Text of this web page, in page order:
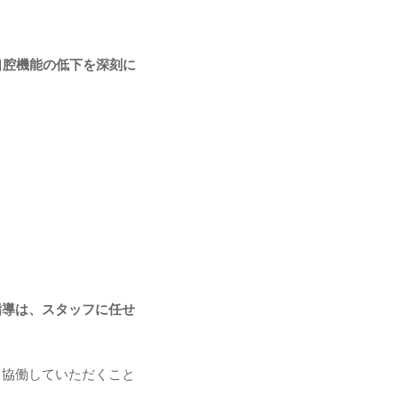
腔機能の低下を深刻に
は、スタッフに任せ
働していただくこと